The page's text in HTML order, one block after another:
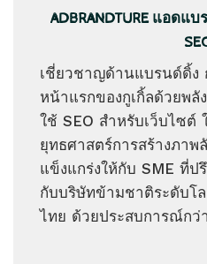
ADBRANDTURE แอด
เชี่ยวชาญด้านแบรนด์ดิ้ง
หน้าแรกของกูเกิ้ลด้วยพลั
ใช้ SEO สำหรับเว็บไซต์
ยุทธศาสตร์การสร้างภา
แข็งแกร่งให้กับ SME ที่ป
กับบริษัทข้ามชาติระดับโ
ไทย ด้วยประสบการณ์กว่